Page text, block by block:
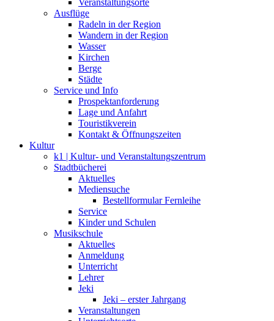
Veranstaltungsorte
Ausflüge
Radeln in der Region
Wandern in der Region
Wasser
Kirchen
Berge
Städte
Service und Info
Prospektanforderung
Lage und Anfahrt
Touristikverein
Kontakt & Öffnungszeiten
Kultur
k1 | Kultur- und Veranstaltungszentrum
Stadtbücherei
Aktuelles
Mediensuche
Bestellformular Fernleihe
Service
Kinder und Schulen
Musikschule
Aktuelles
Anmeldung
Unterricht
Lehrer
Jeki
Jeki – erster Jahrgang
Veranstaltungen